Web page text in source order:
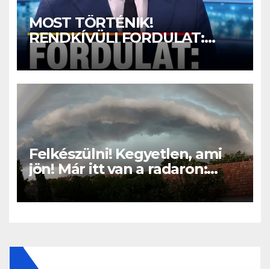
MOST TÖRTÉNIK!
RENDKÍVÜLI FORDULAT:
Magyar Péter nagyon jó hírt
jelentett be! – ERRE várt az
egész ország:
Felkészülni! Kegyetlen, ami
jön! Már itt van a radaron:
Viharos széllel és jégesővel
szakad rá a pokol ERRE az 5